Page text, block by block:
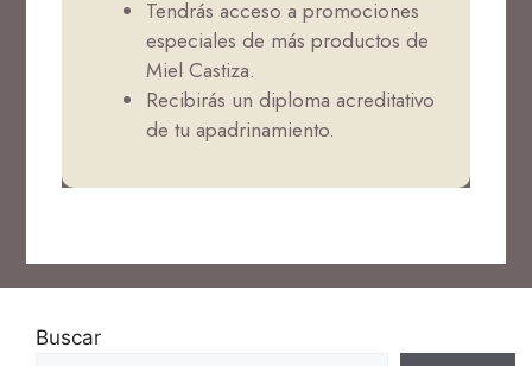
Tendrás acceso a promociones
especiales de más productos de
Miel Castiza.
Recibirás un diploma acreditativo
de tu apadrinamiento.
Buscar